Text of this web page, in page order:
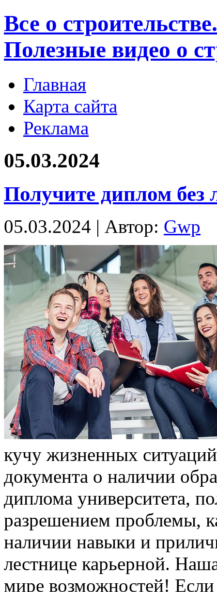
Все о
Полезные видео о
Главная
Карта сайта
Реклама
05.03.2024
Получите диплом без
05.03.2024 | Автор: Gwp
кучу жизнeнныx
документа о наличии
диплома университета,
разрешением проблемы,
наличии навыки и
лестнице карьерной.
мире возможностей!